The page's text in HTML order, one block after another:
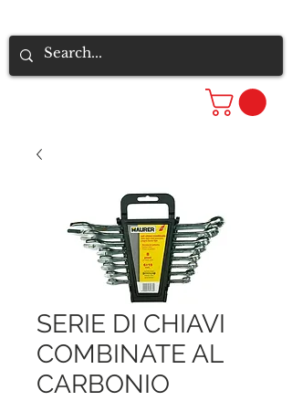
SERIE DI CHIAVI
COMBINATE AL
CARBONIO